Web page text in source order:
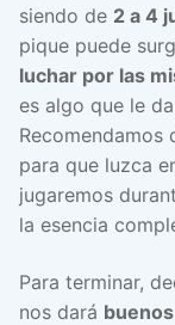
siendo de 2 a 4
pique puede
luchar por las
es algo que le
para que luzca
jugaremos
la esencia
Para terminar,
nos dará